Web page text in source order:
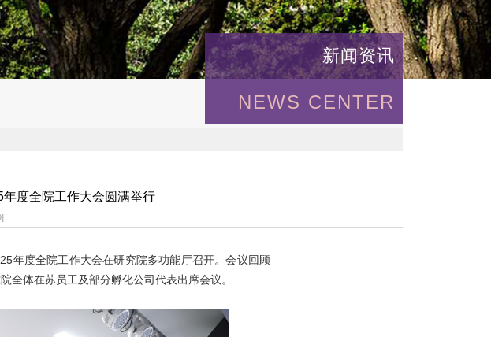
新闻资讯
NEWS CENTER
度全院工作大会圆满举行
年度全院工作大会在研究院多功能厅召开。会议回顾
全体在苏员工及部分孵化公司代表出席会议。